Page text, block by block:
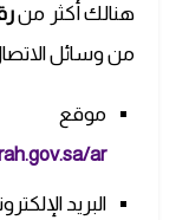
هنالك أكثر من
من وسائل
موقع
ar
البريد